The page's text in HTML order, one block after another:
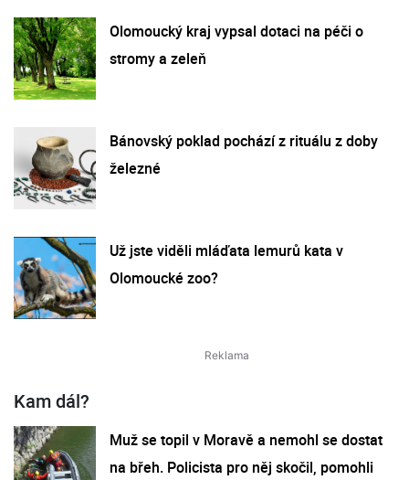
Olomoucký kraj vypsal dotaci na péči o
stromy a zeleň
Bánovský poklad pochází z rituálu z doby
železné
Už jste viděli mláďata lemurů kata v
Olomoucké zoo?
Kam dál?
Muž se topil v Moravě a nemohl se dostat
na břeh. Policista pro něj skočil, pomohli